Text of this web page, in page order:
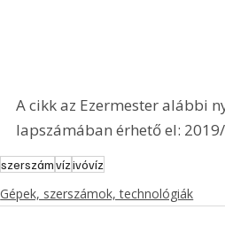
A cikk az Ezermester alábbi
lapszámában érhető el:
szerszámvízivóvíz
Gépek, szerszámok, technológiák